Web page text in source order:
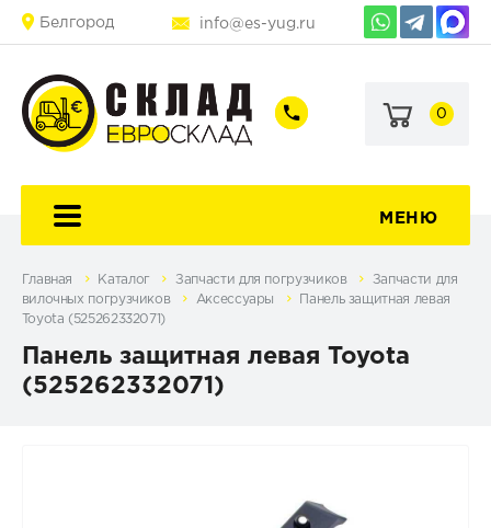
Белгород info@es-yug.ru
+7
60-
+7
69-
0
МЕНЮ
Главная Каталог Запчасти для погрузчиков
Запчасти для
вилочных погрузчиков
Аксессуары
Панель защитная левая
Toyota (525262332071)
Панель защитная левая Toyota
(525262332071)